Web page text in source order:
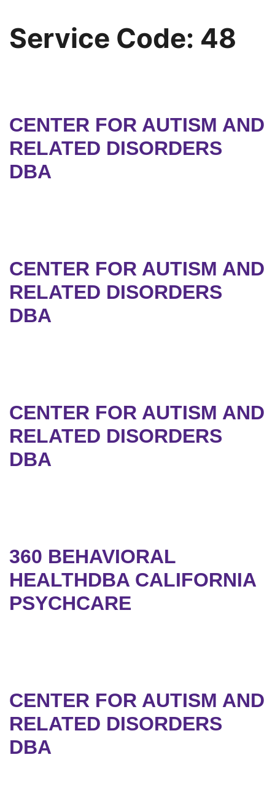
Service Code: 48
CENTER FOR AUTISM AND
RELATED DISORDERS
DBA
CENTER FOR AUTISM AND
RELATED DISORDERS
DBA
CENTER FOR AUTISM AND
RELATED DISORDERS
DBA
360 BEHAVIORAL
HEALTHDBA CALIFORNIA
PSYCHCARE
CENTER FOR AUTISM AND
RELATED DISORDERS
DBA